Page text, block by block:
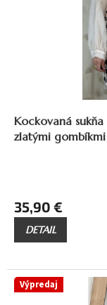
Kockovaná sukňa
zlatými gombíkmi
35,90 €
DETAIL
Výpredaj